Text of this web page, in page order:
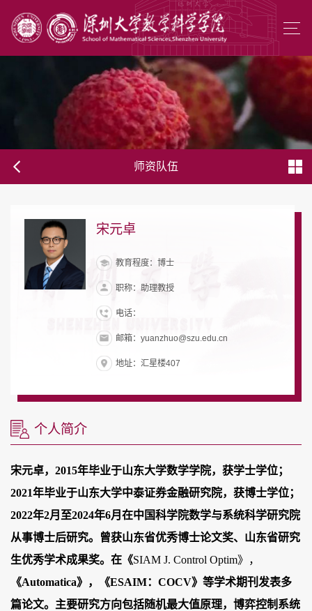
师资队伍
宋元卓
教育程度：博士
职称：助理教授
电话：
邮箱：yuanzhuo@szu.edu.cn
地址：汇星楼407
个人简介
宋元卓， 2015年毕业于山东大学数学学院，获学士学位；
2021年毕业于山东大学中泰证券金融研究院，获博士学位；
2022年2月至2024年6月在中国科学院数学与系统科学研究院
从事博士后研究。
曾获山东省优秀博士论文奖、山东省研究
生优秀学术成果奖。在《SIAM J. Control Optim》，
《Automatica》，《ESAIM：COCV》等学术期刊发表多
篇论文。 主要研究方向包括随机最大值原理，博弈控制系统